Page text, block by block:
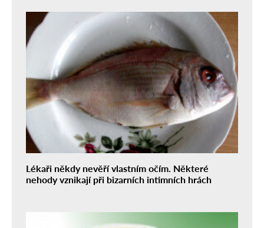
Lékaři někdy nevěří vlastním očím. Některé
nehody vznikají při bizarních intimních hrách